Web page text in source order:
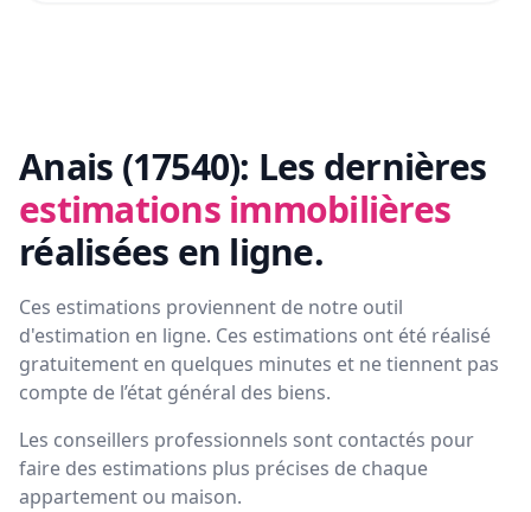
Anais (17540): Les dernières
estimations immobilières
réalisées en ligne.
Ces estimations proviennent de notre outil
d'estimation en ligne. Ces estimations ont été réalisé
gratuitement en quelques minutes et ne tiennent pas
compte de l’état général des biens.
Les conseillers professionnels sont contactés pour
faire des estimations plus précises de chaque
appartement ou maison.